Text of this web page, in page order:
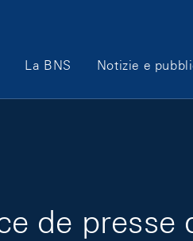
Main Navigation
La BNS Notizie e
de presse